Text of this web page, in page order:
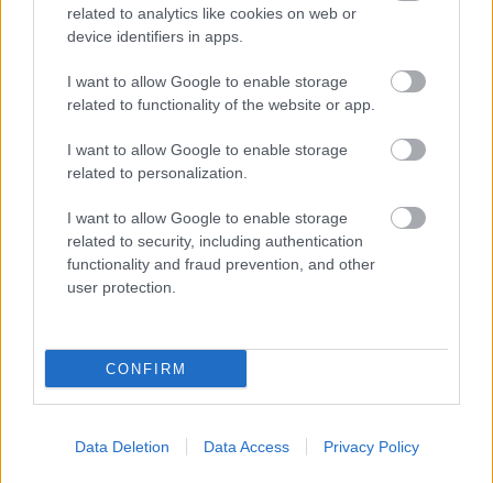
related to analytics like cookies on web or
device identifiers in apps.
I want to allow Google to enable storage
related to functionality of the website or app.
I want to allow Google to enable storage
related to personalization.
I want to allow Google to enable storage
related to security, including authentication
functionality and fraud prevention, and other
user protection.
CONFIRM
Data Deletion Data Access Privacy Policy
Intern - Legal Affairs
Intern - Finance / Treasury
Intern - International Affairs & Research
Intern - Evaluation
Intern - Corporate Services